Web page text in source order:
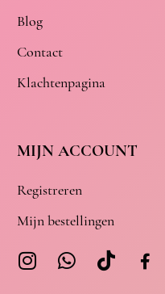
Blog
Contact
Klachtenpagina
MIJN ACCOUNT
Registreren
Mijn bestellingen